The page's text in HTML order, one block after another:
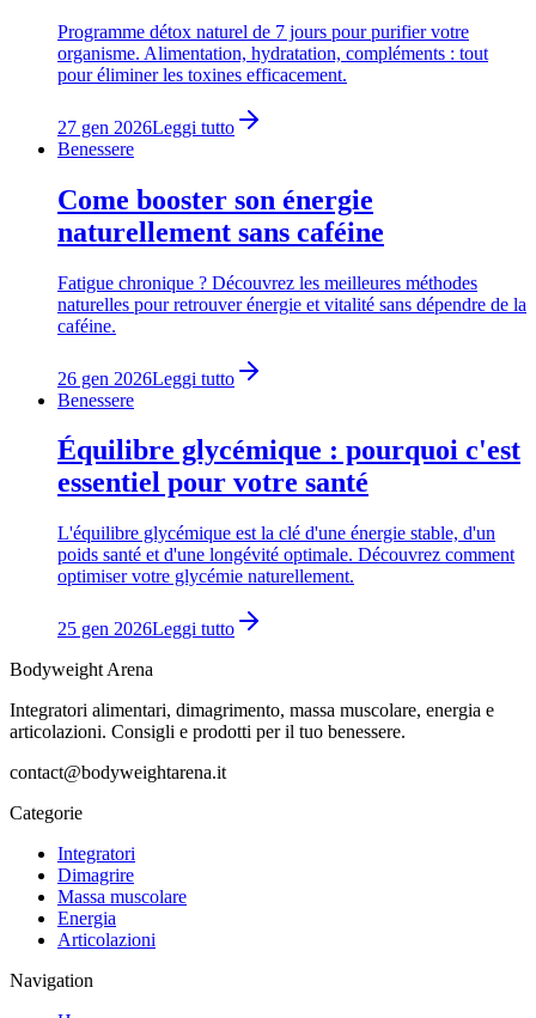
Programme détox naturel de 7 jours pour purifier votre
organisme. Alimentation, hydratation, compléments : tout
pour éliminer les toxines efficacement.
27 gen 2026Leggi tutto
Benessere
Come booster son énergie
naturellement sans caféine
Fatigue chronique ? Découvrez les meilleures méthodes
naturelles pour retrouver énergie et vitalité sans dépendre de la
caféine.
26 gen 2026Leggi tutto
Benessere
Équilibre glycémique : pourquoi c'est
essentiel pour votre santé
L'équilibre glycémique est la clé d'une énergie stable, d'un
poids santé et d'une longévité optimale. Découvrez comment
optimiser votre glycémie naturellement.
25 gen 2026Leggi tutto
Bodyweight Arena
Integratori alimentari, dimagrimento, massa muscolare, energia e
articolazioni. Consigli e prodotti per il tuo benessere.
contact@bodyweightarena.it
Categorie
Integratori
Dimagrire
Massa muscolare
Energia
Articolazioni
Navigation